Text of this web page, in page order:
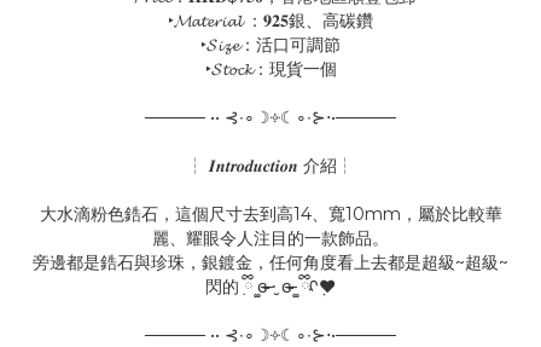
‣𝓜𝓪𝓽𝓮𝓻𝓲𝓪𝓵 ：𝟗𝟐𝟓銀、高碳鑽
‣𝓢𝓲𝔃𝓮：活口可調節
‣𝓢𝓽𝓸𝓬𝓴：現貨一個
───── •• ⊰∙∘☽༓☾∘∙⊱⋅•─────
┆ 𝑰𝒏𝒕𝒓𝒐𝒅𝒖𝒄𝒕𝒊𝒐𝒏 介紹┆
大水滴粉色鋯石，這個尺寸去到高14、寬10mm，屬於比較華
麗、耀眼令人注目的一款飾品。
旁邊都是鋯石與珍珠，銀鍍金，任何角度看上去都是超級~超級~
閃的ٜ ྀི ͚ɞ̴̶̷ ·̮ ɞ̴̶̷ ͚ ྀིᡘ݂❤
───── •• ⊰∙∘☽༓☾∘∙⊱⋅•─────